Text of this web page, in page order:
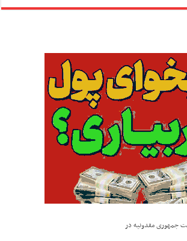
جمهوری مقدونیه در